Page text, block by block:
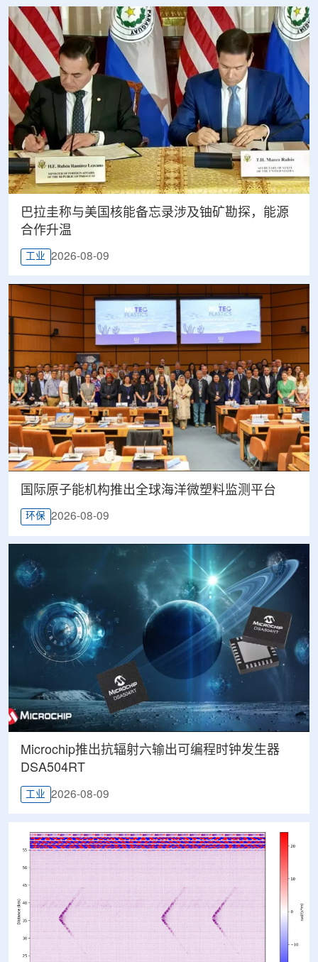
巴拉圭称与美国核能备忘录涉及铀矿勘探，能源
合作升温
工业 2026-08-09
国际原子能机构推出全球海洋微塑料监测平台
环保 2026-08-09
Microchip推出抗辐射六输出可编程时钟发生器
DSA504RT
工业 2026-08-09